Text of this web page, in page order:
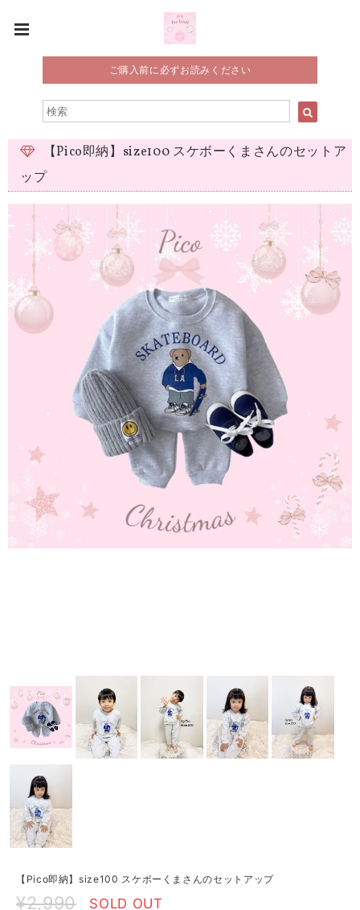
ご購入前に必ずお読みください
【Pico即納】size100 スケボーくまさんのセットア
ップ
【Pico即納】size100 スケボーくまさんのセットアップ
¥2,990 SOLD OUT